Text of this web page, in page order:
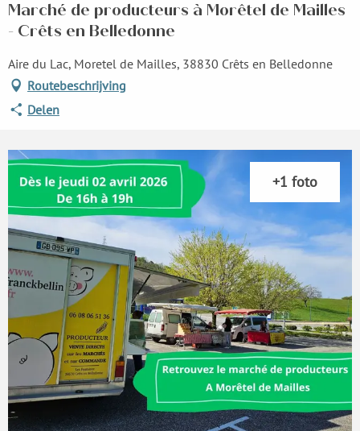
Marché de producteurs à Morêtel de Mailles
- Crêts en Belledonne
Aire du Lac, Moretel de Mailles, 38830 Crêts en Belledonne
Routebeschrijving
Delen
+1 foto